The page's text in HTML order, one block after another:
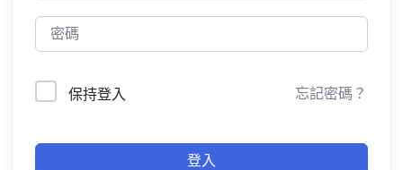
保持登入 忘記密碼？
登入